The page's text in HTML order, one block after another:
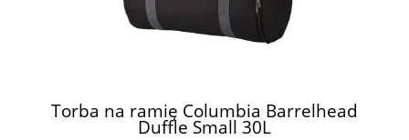
Torba na ramię Columbia Barrelhead
Duffle Small 30L